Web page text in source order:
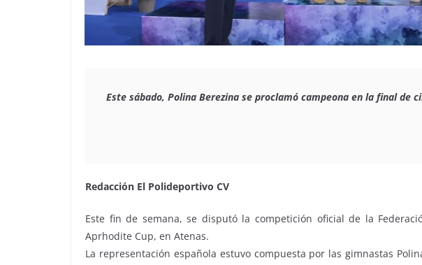
Este sábado, Polina Berezina se proclamó campeona en la final de
Redacción El Polideportivo CV
Este fin de semana, se disputó la competición oficial de la
Aprhodite Cup, en Atenas.
La representación española estuvo compuesta por las gimnastas